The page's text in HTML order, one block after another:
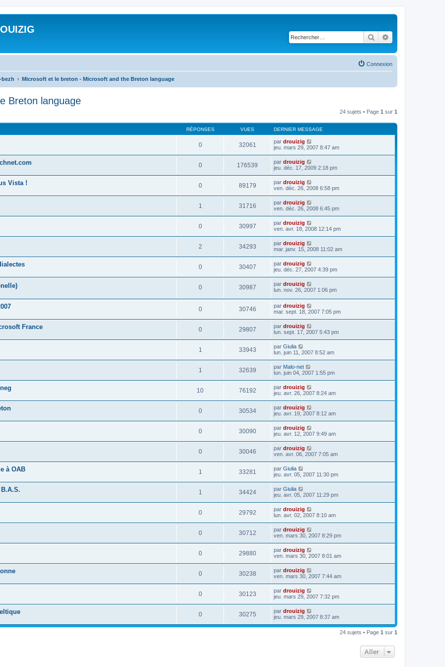
Rechercher
Connexion
bezh Microsoft et le breton - Microsoft and the Breton language
Breton language
24 sujets • Page 1 sur 1
RÉPONSES VUES DERNIER MESSAGE
0 32061 par drouizig
jeu. mars 29, 2007 8:47 am
0 176539 par drouizig
jeu. déc. 17, 2009 2:18 pm
Vista ! 0 89179 par drouizig
ven. déc. 26, 2008 6:58 pm
1 31716 par drouizig
ven. déc. 26, 2008 6:45 pm
0 30997 par drouizig
ven. avr. 18, 2008 12:14 pm
2 34293 par drouizig
mar. janv. 15, 2008 11:02 am
0 30407 par drouizig
jeu. déc. 27, 2007 4:39 pm
0 30987 par drouizig
lun. nov. 26, 2007 1:06 pm
0 30746 par drouizig
mar. sept. 18, 2007 7:05 pm
France 0 29807 par drouizig
lun. sept. 17, 2007 5:43 pm
1 33943 par Giulia
lun. juin 11, 2007 8:52 am
1 32639 par Malo-net
lun. juin 04, 2007 1:55 pm
10 76192 par drouizig
jeu. avr. 26, 2007 8:24 am
0 30534 par drouizig
jeu. avr. 19, 2007 8:12 am
0 30090 par drouizig
jeu. avr. 12, 2007 9:49 am
0 30046 par drouizig
ven. avr. 06, 2007 7:05 am
à OAB 1 33281 par Giulia
jeu. avr. 05, 2007 11:30 pm
1 34424 par Giulia
jeu. avr. 05, 2007 11:29 pm
0 29792 par drouizig
lun. avr. 02, 2007 8:10 am
0 30712 par drouizig
ven. mars 30, 2007 8:29 pm
0 29880 par drouizig
ven. mars 30, 2007 8:01 am
0 30238 par drouizig
ven. mars 30, 2007 7:44 am
0 30123 par drouizig
jeu. mars 29, 2007 7:32 pm
0 30275 par drouizig
jeu. mars 29, 2007 8:37 am
24 sujets • Page 1 sur 1
Aller